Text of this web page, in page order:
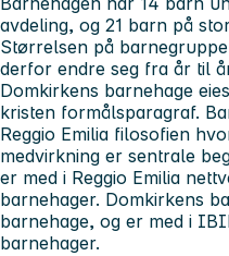
avdeling, og 21 barn på
Størrelsen på
derfor endre seg fra år til
Domkirkens barnehage
kristen formålsparagraf.
Reggio Emilia filosofien
medvirkning er sentrale
er med i Reggio Emilia
barnehager. Domkirkens
barnehage, og er med i
barnehager.